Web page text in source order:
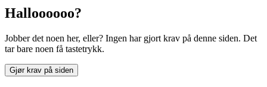
Halloooooo?
Jobber det noen her, eller? Ingen har gjort krav på denne siden. Det
tar bare noen få tastetrykk.
Gjør krav på siden